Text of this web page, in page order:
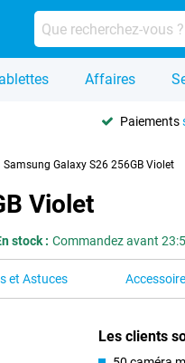
Affaires
Paiements
Samsung Galaxy S26 256GB Violet
Violet
stock : Commandez avant
et Astuces
Les clients